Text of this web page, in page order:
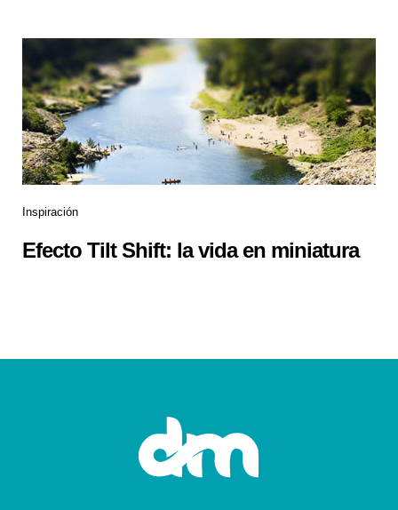
Inspiración
Efecto Tilt Shift: la vida en miniatura